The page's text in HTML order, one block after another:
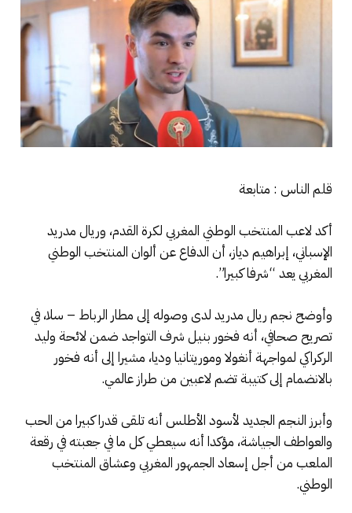
قلم الناس : متابعة
أكد لاعب المنتخب الوطني المغربي لكرة القدم، وريال مدريد
الإسباني، إبراهيم دياز، أن الدفاع عن ألوان المنتخب الوطني
المغربي يعد “شرفا كبيرا”.
وأوضح نجم ريال مدريد لدى وصوله إلى مطار الرباط – سلا، في
تصريح صحافي، أنه فخور بنيل شرف التواجد ضمن لائحة وليد
الركراكي لمواجهة أنغولا وموريتانيا وديا، مشيرا إلى أنه فخور
بالانضمام إلى كتيبة تضم لاعبين من طراز عالمي.
وأبرز النجم الجديد لأسود الأطلس أنه تلقى قدرا كبيرا من الحب
والعواطف الجياشة، مؤكدا أنه سيعطي كل ما في جعبته في رقعة
الملعب من أجل إسعاد الجمهور المغربي وعشاق المنتخب
الوطني.